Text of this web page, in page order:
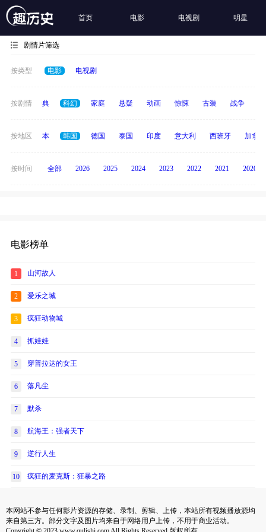
首页 电影 电视剧 明星
剧情片筛选
按类型 电影 电视剧
按剧情
恐怖 经典 科幻 家庭 悬疑 动画 惊悚 古装 战争
按地区
英国 日本 韩国 德国 泰国 印度 意大利 西班牙 加拿大
按时间 全部 2026 2025 2024 2023 2022 2021 2020
电影榜单
1 山河故人
2 爱乐之城
3 疯狂动物城
4 抓娃娃
5 穿普拉达的女王
6 落凡尘
7 默杀
8 航海王：强者天下
9 逆行人生
10 疯狂的麦克斯：狂暴之路
本网站不参与任何影片资源的存储、录制、剪辑、上传，本站所有视频播放源均
来自第三方。部分文字及图片均来自于网络用户上传，不用于商业活动。